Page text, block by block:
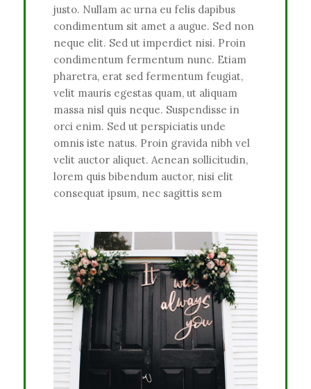
justo. Nullam ac urna eu felis dapibus
condimentum sit amet a augue. Sed non
neque elit. Sed ut imperdiet nisi. Proin
condimentum fermentum nunc. Etiam
pharetra, erat sed fermentum feugiat,
velit mauris egestas quam, ut aliquam
massa nisl quis neque. Suspendisse in
orci enim. Sed ut perspiciatis unde
omnis iste natus. Proin gravida nibh vel
velit auctor aliquet. Aenean sollicitudin,
lorem quis bibendum auctor, nisi elit
consequat ipsum, nec sagittis sem